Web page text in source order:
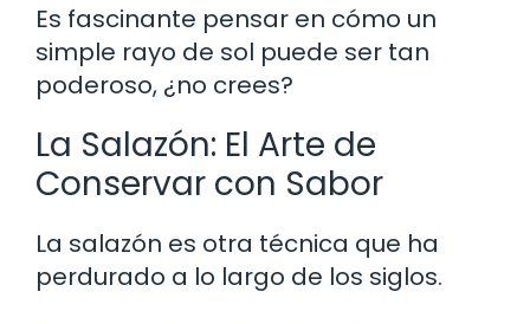
Es fascinante pensar en cómo un
simple rayo de sol puede ser tan
poderoso, ¿no crees?
La Salazón: El Arte de
Conservar con Sabor
La salazón es otra técnica que ha
perdurado a lo largo de los siglos.